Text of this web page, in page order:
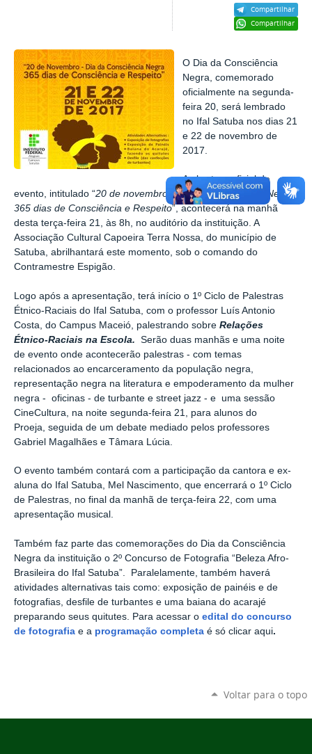
Compartilhar
Compartilhar
O Dia da Consciência
Negra, comemorado
oficialmente na segunda-
feira 20, será lembrado
no Ifal Satuba nos dias 21
e 22 de novembro de
2017.
A abertura oficial do
evento, intitulado “20 de novembro – Dia da Consciência Negra:
365 dias de Consciência e Respeito”, acontecerá na manhã
desta terça-feira 21, às 8h, no auditório da instituição. A
Associação Cultural Capoeira Terra Nossa, do município de
Satuba, abrilhantará este momento, sob o comando do
Contramestre Espigão.
Logo após a apresentação, terá início o 1º Ciclo de Palestras
Étnico-Raciais do Ifal Satuba, com o professor Luís Antonio
Costa, do Campus Maceió, palestrando sobre Relações
Étnico-Raciais na Escola. Serão duas manhãs e uma noite
de evento onde acontecerão palestras - com temas
relacionados ao encarceramento da população negra,
representação negra na literatura e empoderamento da mulher
negra - oficinas - de turbante e street jazz - e uma sessão
CineCultura, na noite segunda-feira 21, para alunos do
Proeja, seguida de um debate mediado pelos professores
Gabriel Magalhães e Tâmara Lúcia.
O evento também contará com a participação da cantora e ex-
aluna do Ifal Satuba, Mel Nascimento, que encerrará o 1º Ciclo
de Palestras, no final da manhã de terça-feira 22, com uma
apresentação musical.
Também faz parte das comemorações do Dia da Consciência
Negra da instituição o 2º Concurso de Fotografia “Beleza Afro-
Brasileira do Ifal Satuba”. Paralelamente, também haverá
atividades alternativas tais como: exposição de painéis e de
fotografias, desfile de turbantes e uma baiana do acarajé
preparando seus quitutes. Para acessar o edital do concurso
de fotografia e a programação completa é só clicar aqui.
Voltar para o topo